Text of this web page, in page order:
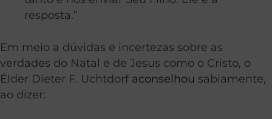
resposta.”
Em meio a dúvidas e incertezas sobre as
verdades do Natal e de Jesus como o Cristo, o
Élder Dieter F. Uchtdorf aconselhou sabiamente,
ao dizer: